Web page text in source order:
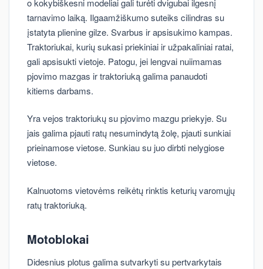
tarnavimo laiką. Ilgaamžiškumo suteiks cilindras su
įstatyta plienine gilze. Svarbus ir apsisukimo kampas.
Traktoriukai, kurių sukasi priekiniai ir užpakaliniai ratai,
gali apsisukti vietoje. Patogu, jei lengvai nuiimamas
pjovimo mazgas ir traktoriuką galima panaudoti
kitiems darbams.
Yra vejos traktoriukų su pjovimo mazgu priekyje. Su
jais galima pjauti ratų nesumindytą žolę, pjauti sunkiai
prieinamose vietose. Sunkiau su juo dirbti nelygiose
vietose.
Kalnuotoms vietovėms reikėtų rinktis keturių varomųjų
ratų traktoriuką.
Motoblokai
Didesnius plotus galima sutvarkyti su pertvarkytais